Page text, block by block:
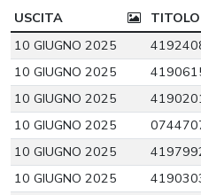
USCITA
TITOLO
10 GIUGNO 2025
10 GIUGNO 2025
10 GIUGNO 2025
10 GIUGNO 2025
10 GIUGNO 2025
10 GIUGNO 2025